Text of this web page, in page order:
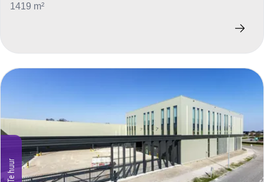
1419 m²
Te huur